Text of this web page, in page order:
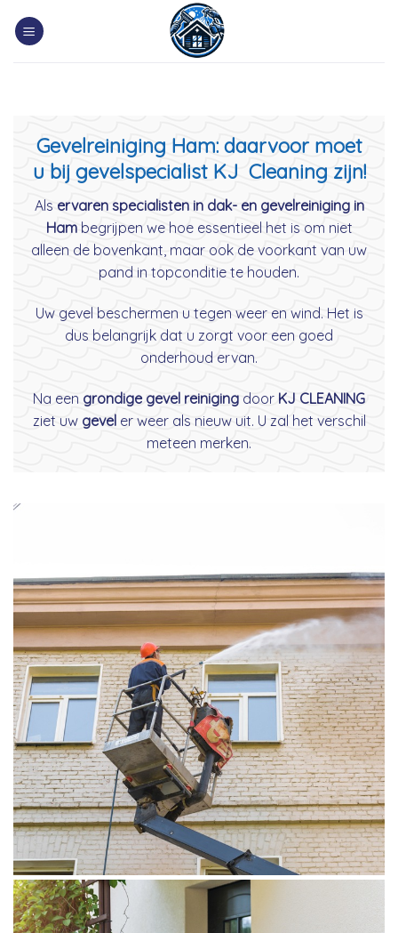
Gevelreiniging Ham: daarvoor moet
u bij gevelspecialist KJ Cleaning zijn!
Als ervaren specialisten in dak- en gevelreiniging in
Hambegrijpen we hoe essentieel het is om niet
alleen de bovenkant, maar ook de voorkant van uw
pand in topconditie te houden.
Uw gevel beschermen u tegen weer en wind. Het is
dus belangrijk dat u zorgt voor een goed
onderhoud ervan.
Na een grondige gevel reiniging door KJ CLEANING
ziet uw geveler weer als nieuw uit. U zal het verschil
meteen merken.